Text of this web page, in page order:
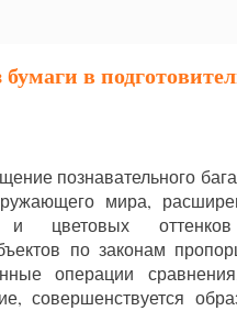
в
познавательного
мира,
цветовых оттенков
по законам
операции
совершенствуется